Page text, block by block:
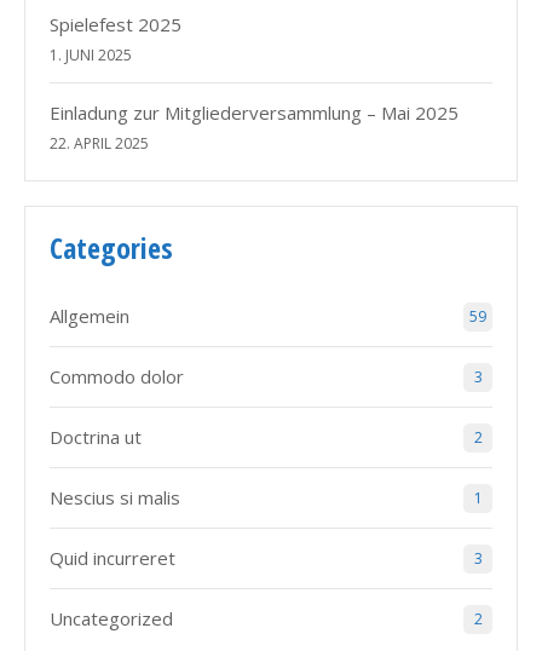
Spielefest 2025
1. JUNI 2025
Einladung zur Mitgliederversammlung – Mai 2025
22. APRIL 2025
Categories
Allgemein 59
Commodo dolor 3
Doctrina ut 2
Nescius si malis 1
Quid incurreret 3
Uncategorized 2